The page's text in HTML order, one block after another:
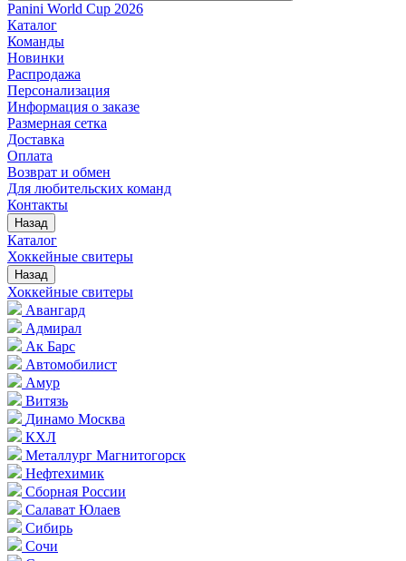
Panini World Cup 2026
Каталог
Команды
Новинки
Распродажа
Персонализация
Информация о заказе
Размерная сетка
Доставка
Оплата
Возврат и обмен
Для любительских команд
Контакты
Назад
Каталог
Хоккейные свитеры
Назад
Хоккейные свитеры
Авангард
Адмирал
Ак Барс
Автомобилист
Амур
Витязь
Динамо Москва
КХЛ
Металлург Магнитогорск
Нефтехимик
Сборная России
Салават Юлаев
Сибирь
Сочи